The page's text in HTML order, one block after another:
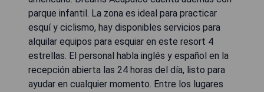
parque infantil. La zona es ideal para practicar
esquí y ciclismo, hay disponibles servicios para
alquilar equipos para esquiar en este resort 4
estrellas. El personal habla inglés y español en la
recepción abierta las 24 horas del día, listo para
ayudar en cualquier momento. Entre los lugares